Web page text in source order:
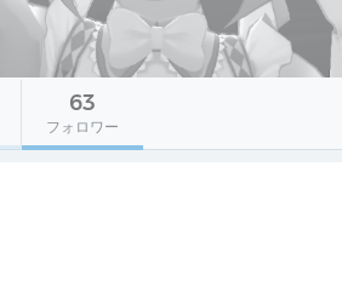
63
フォロワー